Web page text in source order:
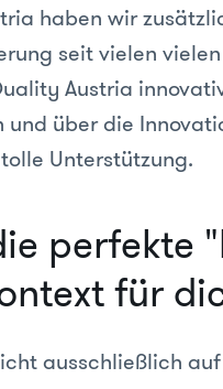
haben wir
seit vielen
Austria
über die
Unterstützung.
perfekte
für
ausschließlich